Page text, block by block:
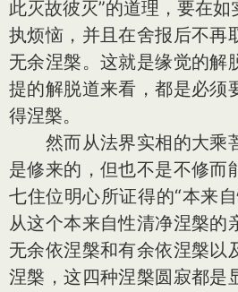
此灭故彼灭”的道理，要在
执烦恼，并且在舍报后不再
无余涅槃。这就是缘觉的解
提的解脱道来看，都是必须
得涅槃。
然而从法界实相的大乘
是修来的，但也不是不修而
七住位明心所证得的“本来
从这个本来自性清净涅槃的
无余依涅槃和有余依涅槃以
涅槃，这四种涅槃圆寂都是